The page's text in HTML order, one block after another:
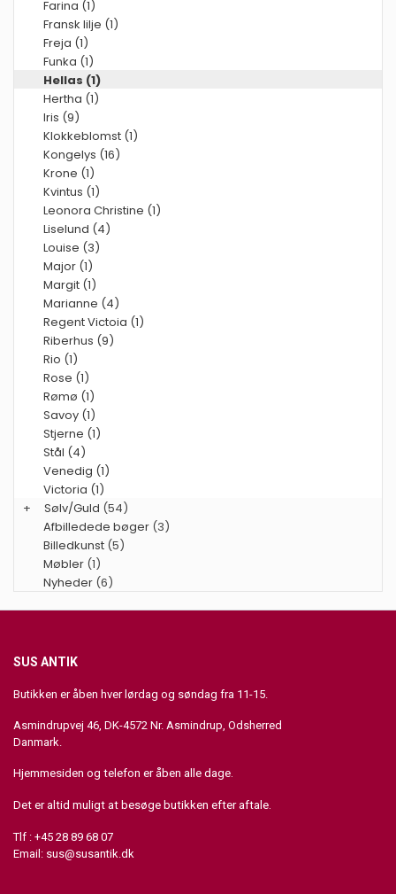
Farina (1)
Fransk lilje (1)
Freja (1)
Funka (1)
Hellas (1)
Hertha (1)
Iris (9)
Klokkeblomst (1)
Kongelys (16)
Krone (1)
Kvintus (1)
Leonora Christine (1)
Liselund (4)
Louise (3)
Major (1)
Margit (1)
Marianne (4)
Regent Victoia (1)
Riberhus (9)
Rio (1)
Rose (1)
Rømø (1)
Savoy (1)
Stjerne (1)
Stål (4)
Venedig (1)
Victoria (1)
+
Sølv/Guld (54)
Afbilledede bøger (3)
Billedkunst (5)
Møbler (1)
Nyheder (6)
SUS ANTIK
Butikken er åben hver lørdag og søndag fra 11-15.
Asmindrupvej 46, DK-4572 Nr. Asmindrup, Odsherred
Danmark.
Hjemmesiden og telefon er åben alle dage.
Det er altid muligt at besøge butikken efter aftale.
Tlf : +45 28 89 68 07
Email: sus@susantik.dk